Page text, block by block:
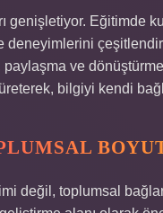
genişletiyor. Eğitimde
deneyimlerini
ve
bilgiyi kendi
değil, toplumsal